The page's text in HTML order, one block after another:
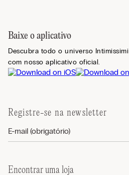
Baixe o aplicativo
Descubra todo o universo Intimissimi
com nosso aplicativo oficial.
Registre-se na newsletter
Encontrar uma loja